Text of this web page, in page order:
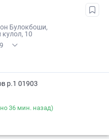
Булокбоши,
10
р.1 01903
36 мин. назад)